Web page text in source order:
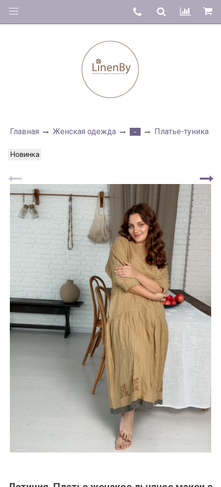
Главная Женская одежда - Платье-туника
Новинка